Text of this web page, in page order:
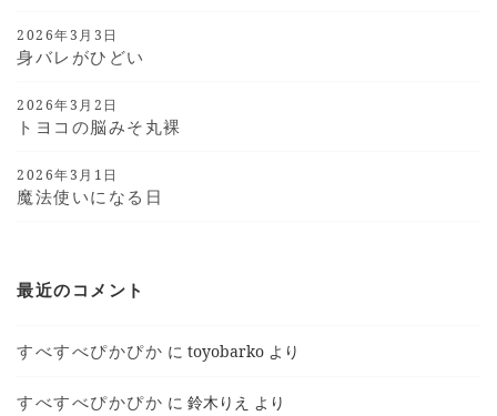
2026年3月3日
身バレがひどい
2026年3月2日
トヨコの脳みそ丸裸
2026年3月1日
魔法使いになる日
最近のコメント
すべすべぴかぴか にtoyobarko より
すべすべぴかぴか に鈴木りえ より